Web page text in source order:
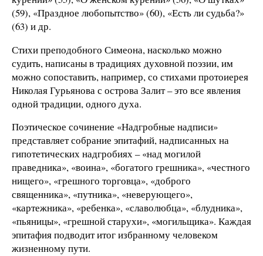
(59), «Праздное любопытство» (60), «Есть ли судьба?»
(63) и др.
Стихи преподобного Симеона, насколько можно
судить, написаны в традициях духовной поэзии, им
можно сопоставить, например, со стихами протоиерея
Николая Гурьянова с острова Залит – это все явления
одной традиции, одного духа.
Поэтическое сочинение «Надгробные надписи»
представляет собрание эпитафий, надписанных на
гипотетических надгробиях – «над могилой
праведника», «воина», «богатого грешника», «честного
нищего», «грешного торговца», «доброго
священника», «путника», «неверующего»,
«картежника», «ребенка», «славолюбца», «блудника»,
«пьяницы», «грешной старухи», «могильщика». Каждая
эпитафия подводит итог избранному человеком
жизненному пути.